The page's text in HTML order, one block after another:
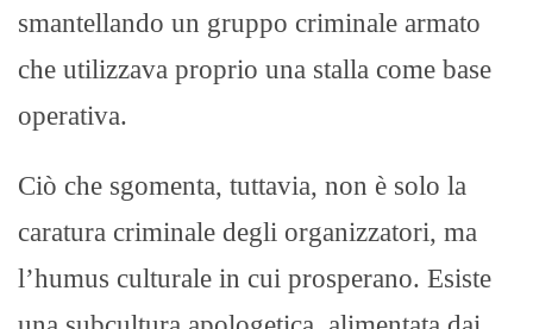
smantellando un gruppo criminale armato
che utilizzava proprio una stalla come base
operativa.
Ciò che sgomenta, tuttavia, non è solo la
caratura criminale degli organizzatori, ma
l’humus culturale in cui prosperano. Esiste